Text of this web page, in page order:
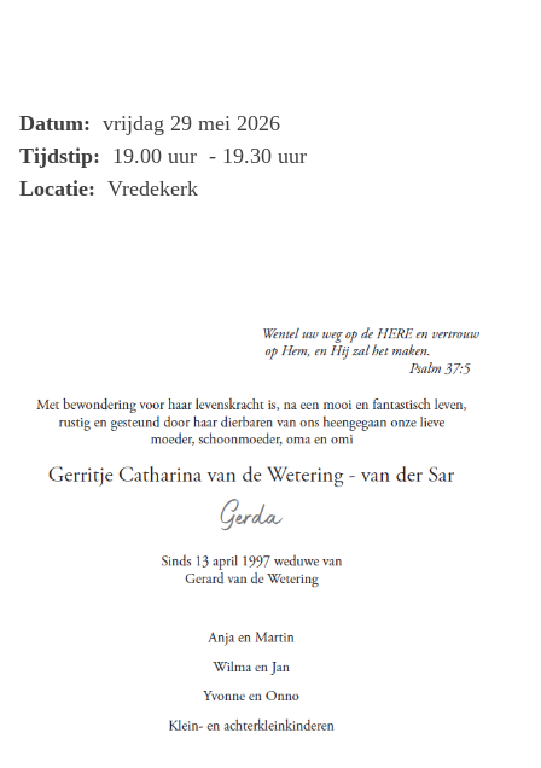
Datum: vrijdag 29 mei 2026
Tijdstip: 19.00 uur - 19.30 uur
Locatie: Vredekerk